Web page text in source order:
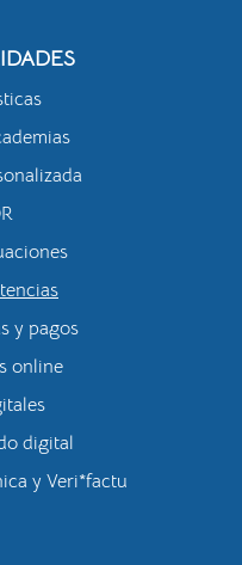
y pagos
online
digital
y Veri*factu